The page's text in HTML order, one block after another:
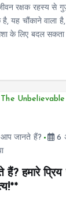
रक्षक रहस्य से
है, यह चौंकाने वाला
के लिए बदल
आप जानते हैं?
6
हमारे